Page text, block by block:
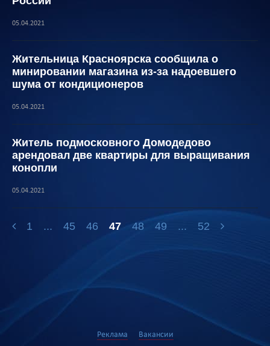
05.04.2021
Жительница Красноярска сообщила о
минировании магазина из-за надоевшего
шума от кондиционеров
05.04.2021
Житель подмосковного Домодедово
арендовал две квартиры для выращивания
конопли
05.04.2021
1 ... 45 46 47 48 49 ... 52
Реклама Вакансии